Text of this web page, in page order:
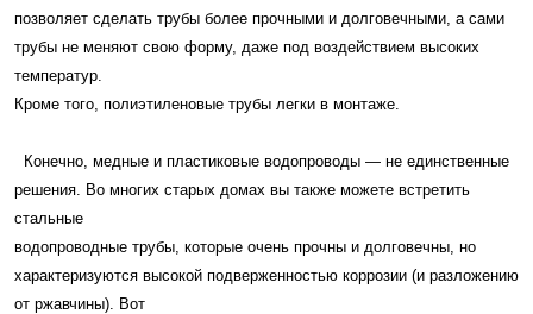
позволяет сделать трубы более прочными и долговечными, а сами
трубы не меняют свою форму, даже под воздействием высоких
температур.
Кроме того, полиэтиленовые трубы легки в монтаже.
Конечно, медные и пластиковые водопроводы — не единственные
решения. Во многих старых домах вы также можете встретить
стальные
водопроводные трубы, которые очень прочны и долговечны, но
характеризуются высокой подверженностью коррозии (и разложению
от ржавчины). Вот